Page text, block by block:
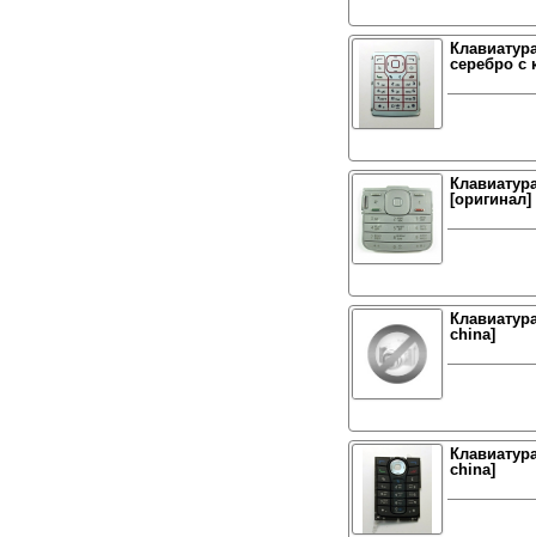
серебро c
[оригинал]
china]
china]